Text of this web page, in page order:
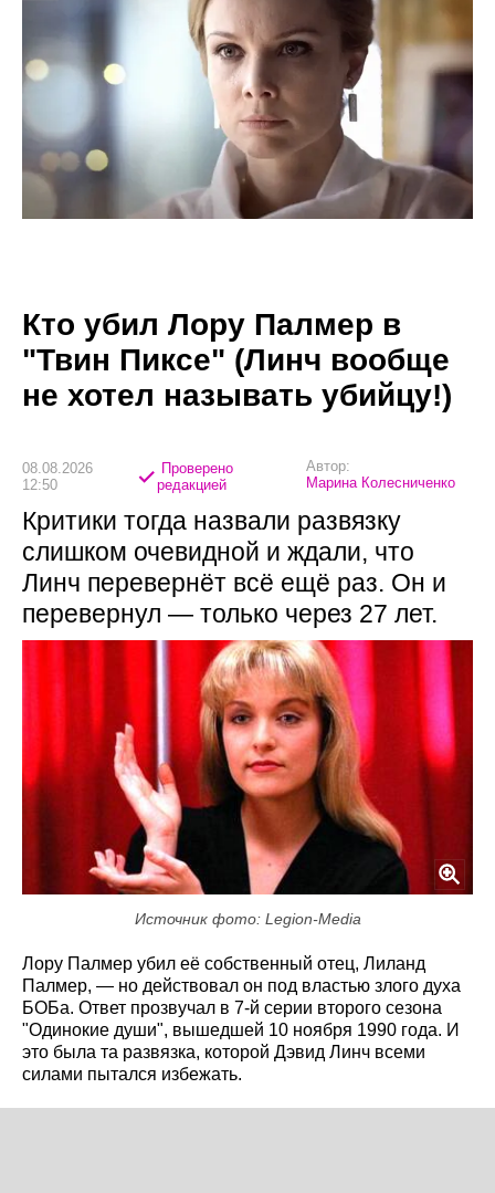
Кто убил Лору Палмер в
"Твин Пиксе" (Линч вообще
не хотел называть убийцу!)
08.08.2026
12:50
Проверено
редакцией
Автор:
Марина Колесниченко
Критики тогда назвали развязку
слишком очевидной и ждали, что
Линч перевернёт всё ещё раз. Он и
перевернул — только через 27 лет.
Источник фото: Legion-Media
Лору Палмер убил её собственный отец, Лиланд
Палмер, — но действовал он под властью злого духа
БОБа. Ответ прозвучал в 7-й серии второго сезона
"Одинокие души", вышедшей 10 ноября 1990 года. И
это была та развязка, которой Дэвид Линч всеми
силами пытался избежать.